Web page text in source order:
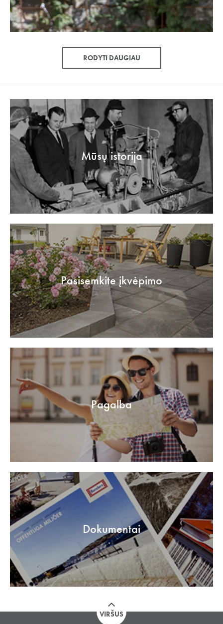
RODYTI DAUGIAU
Mūsų istorija
Pasisemkite įkvėpimo
Pagalba
Dokumentai
VIRŠUS